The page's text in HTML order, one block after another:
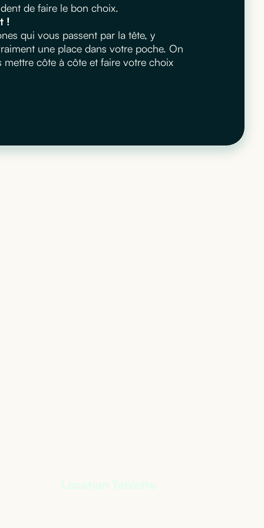
de faire le bon choix.
!
qui vous passent par la tête, y
une place dans votre poche. On
côte à côte et faire votre choix
Location Tablette